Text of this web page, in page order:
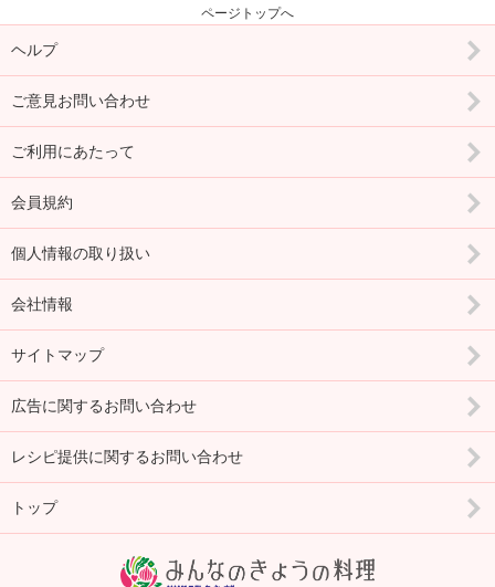
ページトップへ
ヘルプ
ご意見お問い合わせ
ご利用にあたって
会員規約
個人情報の取り扱い
会社情報
サイトマップ
広告に関するお問い合わせ
レシピ提供に関するお問い合わせ
トップ